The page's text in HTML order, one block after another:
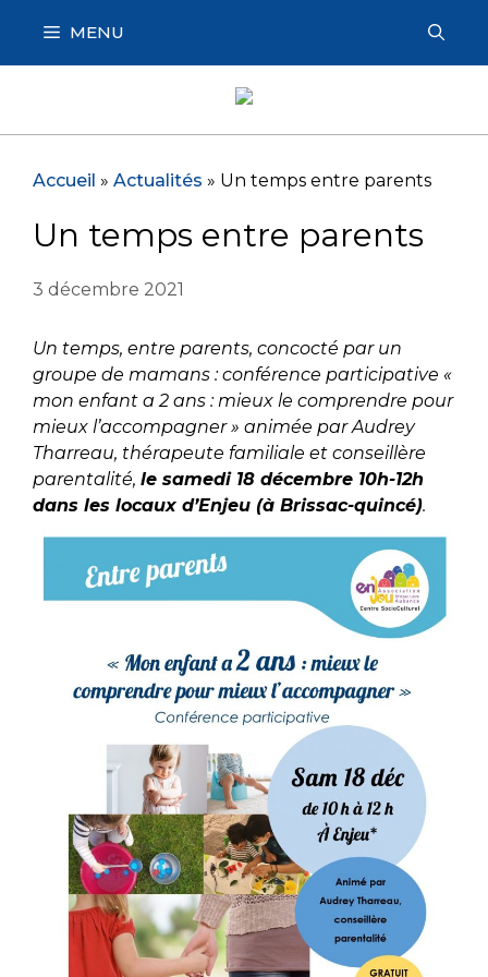
contenu
MENU
Accueil » Actualités » Un temps entre parents
Un temps entre parents
3 décembre 2021
Un temps, entre parents, concocté par un
groupe de mamans : conférence participative «
mon enfant a 2 ans : mieux le comprendre pour
mieux l’accompagner » animée par Audrey
Tharreau, thérapeute familiale et conseillère
parentalité, le samedi 18 décembre 10h-12h
dans les locaux d’Enjeu (à Brissac-quincé).